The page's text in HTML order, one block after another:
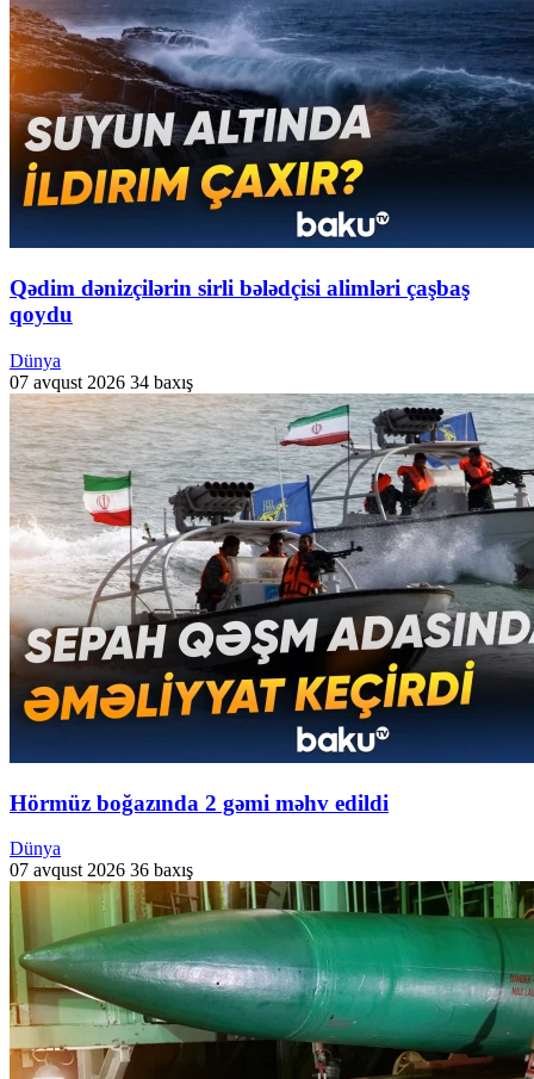
Qədim dənizçilərin sirli bələdçisi alimləri çaşbaş
qoydu
Dünya
07 avqust 2026 34 baxış
Hörmüz boğazında 2 gəmi məhv edildi
Dünya
07 avqust 2026 36 baxış